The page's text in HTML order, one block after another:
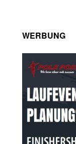
WERBUNG